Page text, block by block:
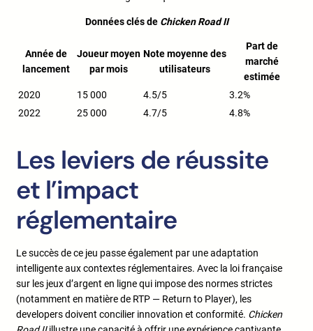
Données clés de Chicken Road II
Année de
lancement
Joueur moyen
par mois
Note moyenne des
utilisateurs
Part de
marché
estimée
2020
15 000 4.5/5
3.2%
2022
25 000 4.7/5 4.8%
Les leviers de réussite
et l’impact
réglementaire
Le succès de ce jeu passe également par une adaptation
intelligente aux contextes réglementaires. Avec la loi française
sur les jeux d’argent en ligne qui impose des normes strictes
(notamment en matière de RTP — Return to Player), les
developers doivent concilier innovation et conformité. Chicken